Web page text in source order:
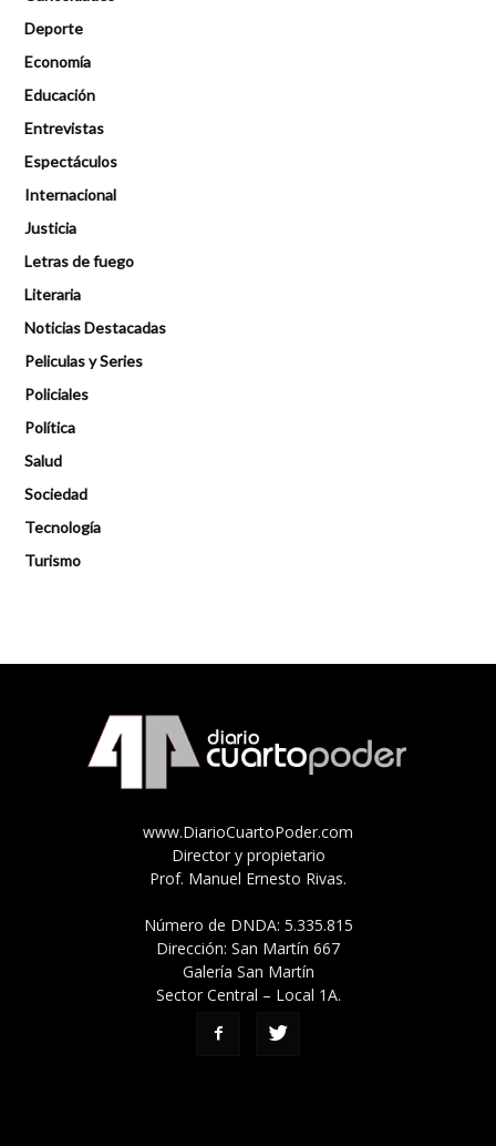
Deporte
Economía
Educación
Entrevistas
Espectáculos
Internacional
Justicia
Letras de fuego
Literaria
Noticias Destacadas
Peliculas y Series
Policiales
Política
Salud
Sociedad
Tecnología
Turismo
www.DiarioCuartoPoder.com
Director y propietario
Prof. Manuel Ernesto Rivas.
Número de DNDA: 5.335.815
Dirección: San Martín 667
Galería San Martín
Sector Central – Local 1A.